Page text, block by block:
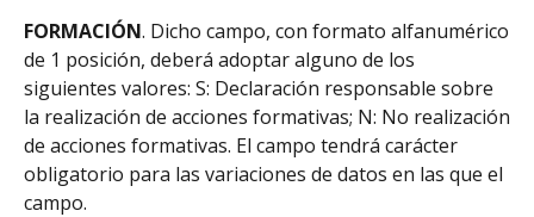
FORMACIÓN. Dicho campo, con formato alfanumérico
de 1 posición, deberá adoptar alguno de los
siguientes valores: S: Declaración responsable sobre
la realización de acciones formativas; N: No realización
de acciones formativas. El campo tendrá carácter
obligatorio para las variaciones de datos en las que el
campo.